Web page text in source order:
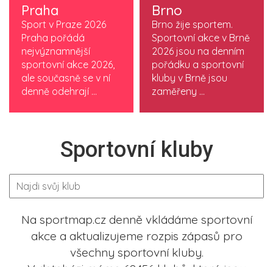
Praha
Sport v Praze 2026
Praha pořádá
nejvýznamnější
sportovní akce 2026,
ale současně se v ní
denně odehrají ...
Brno
Brno žije sportem.
Sportovní akce v Brně
2026 jsou na denním
pořádku a sportovní
kluby v Brně jsou
zaměřeny ...
Sportovní kluby
Na sportmap.cz denně vkládáme sportovní
akce a aktualizujeme rozpis zápasů pro
všechny sportovní kluby.